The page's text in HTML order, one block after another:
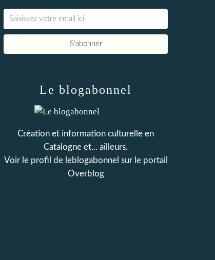
Le blogabonnel
Création et information culturelle en
Catalogne et... ailleurs.
Voir le profil de leblogabonnel sur le portail
Overblog